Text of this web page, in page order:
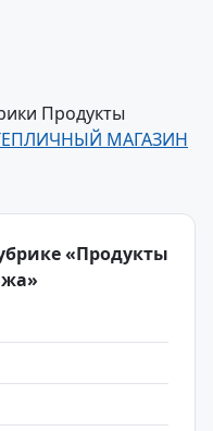
Продукты
МАГАЗИН
«Продукты